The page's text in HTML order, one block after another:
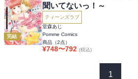
完結
聞いてないっ！～
ティーンズラブ
堂森あじ
Pomme Comics
商品（2点）
¥748〜792 (税込)
1